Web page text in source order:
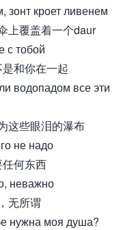
кроет ливенем
上覆盖着一个daur
с тобой
和你在一起
водопадом все эти
这些眼泪的瀑布
не надо
何东西
неважно
无所谓
нужна моя душа?